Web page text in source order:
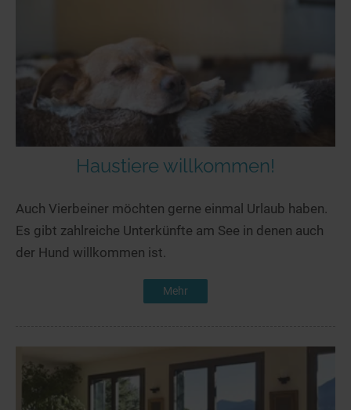
Haustiere willkommen!
Auch Vierbeiner möchten gerne einmal Urlaub haben.
Es gibt zahlreiche Unterkünfte am See in denen auch
der Hund willkommen ist.
Mehr